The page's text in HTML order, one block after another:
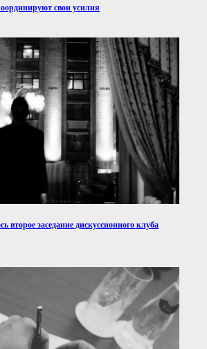
свои усилия
второе заседание дискуссионного клуба